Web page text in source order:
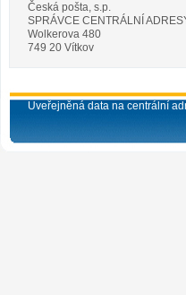
Česká pošta, s.p.
SPRÁVCE CENTRÁLNÍ
Wolkerova 480
749 20 Vítkov
Uveřejněná data na centrální